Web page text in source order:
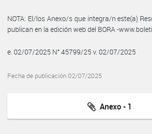
NOTA: El/los Anexo/s que integra/n este(a)
publican en la edición web del BORA -
e. 02/07/2025 N° 45799/25 v. 02/07/2025
Fecha de publicación 02/07/2025
Anexo - 1